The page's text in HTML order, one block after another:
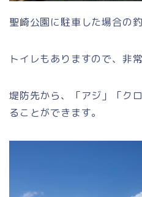
聖崎公園に駐車した場合の
トイレもありますので、非
堤防先から、「アジ」「ク
ることができます。